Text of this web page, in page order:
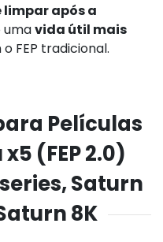
limpar após a
umavida útil mais
FEP tradicional.
Películas
x5 (FEP 2.0)
Saturn
8K